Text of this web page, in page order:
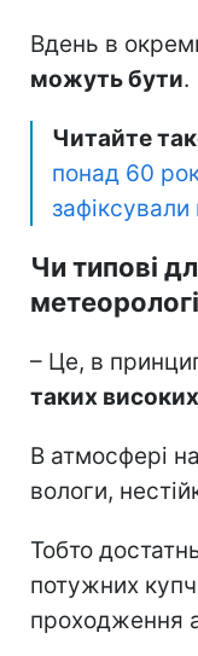
Вдень в
можуть бути.
Читайте
понад 60
Чи типові
– Це, в
таких
В атмосфері
вологи,
Тобто
потужних
проходження